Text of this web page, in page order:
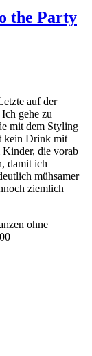
the Party
auf der
gehe zu
mit dem Styling
kein Drink mit
Kinder, die vorab
damit ich
mühsamer
ziemlich
ohne